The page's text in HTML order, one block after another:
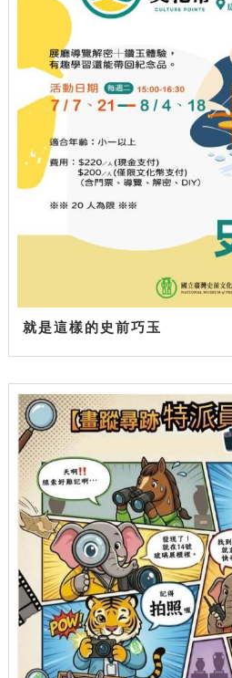
就是這樣的史前巧玉